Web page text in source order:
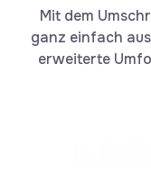
Mit dem
ganz einfach
erweiterte